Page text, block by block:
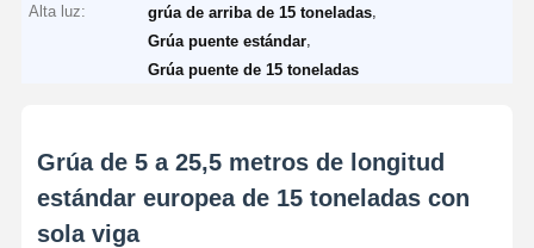
Accesorios para grúas
Alta luz:
grúa de arriba de 15 toneladas
Grúa puente estándar
Grúa puente de 15 toneladas
Grúa de 5 a 25,5 metros de longitud
estándar europea de 15 toneladas con
sola viga